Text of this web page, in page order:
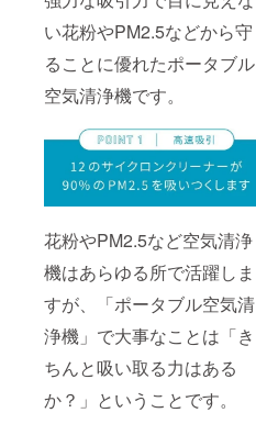
い花粉やPM2.5などから守
ることに優れたポータブル
空気清浄機です。
花粉やPM2.5など空気清浄
機はあらゆる所で活躍しま
すが、「ポータブル空気清
浄機」で大事なことは「き
ちんと吸い取る力はある
か？」ということです。